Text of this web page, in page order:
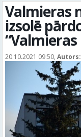
Sludinājumi
Valmieras
izsolē
20.10.2021 09:50, Autors: